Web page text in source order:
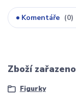
Komentáře 0
Zboží
Figurky